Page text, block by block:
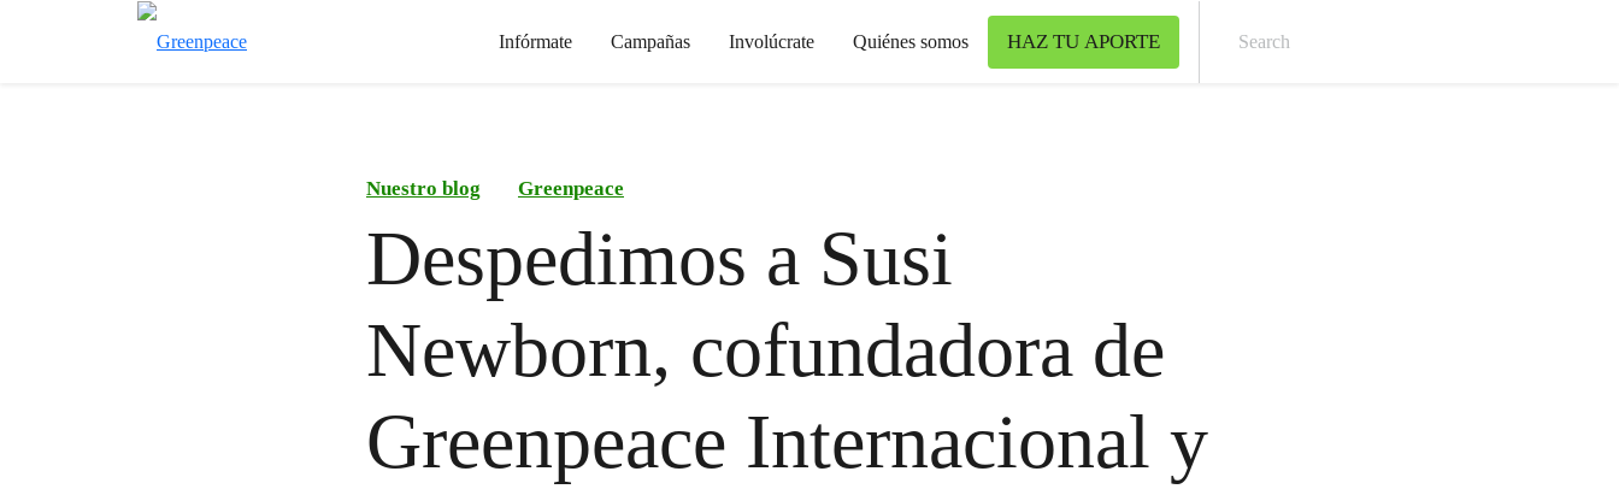
Infórmate Campañas Involúcrate Quiénes somos HAZ TU APORTE
Nuestro blog Greenpeace
Despedimos a Susi
Newborn, cofundadora de
Greenpeace Internacional y